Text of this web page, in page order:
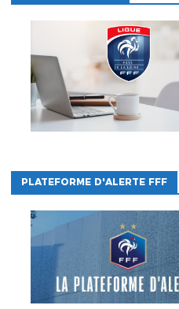
PLATEFORME D'ALERTE FFF